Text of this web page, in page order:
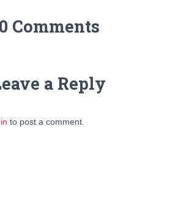
0 Comments
a Reply
to post a comment.